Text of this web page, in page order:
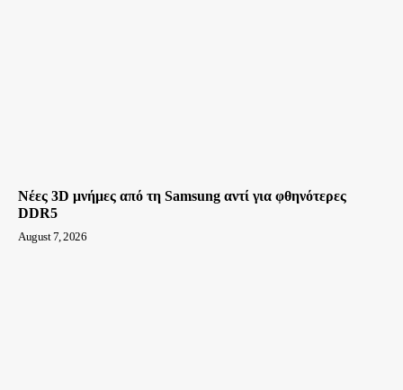
Νέες 3D μνήμες από τη Samsung αντί για φθηνότερες
DDR5
August 7, 2026